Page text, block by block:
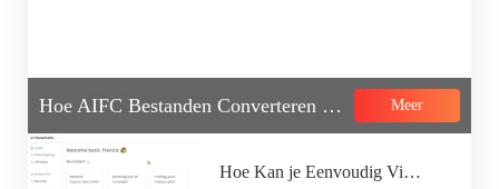
Hoe AIFC Bestanden Converteren met AIFC naar MP3 Converter Meer
Hoe Kan je Eenvoudig Video naar Tekst Converteren?